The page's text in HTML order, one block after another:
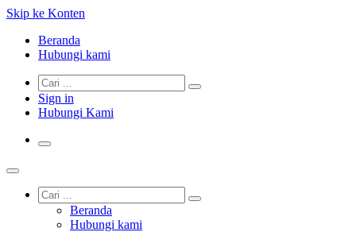
Skip ke Konten
Beranda
Hubungi kami
Sign in
Hubungi Kami
Beranda
Hubungi kami